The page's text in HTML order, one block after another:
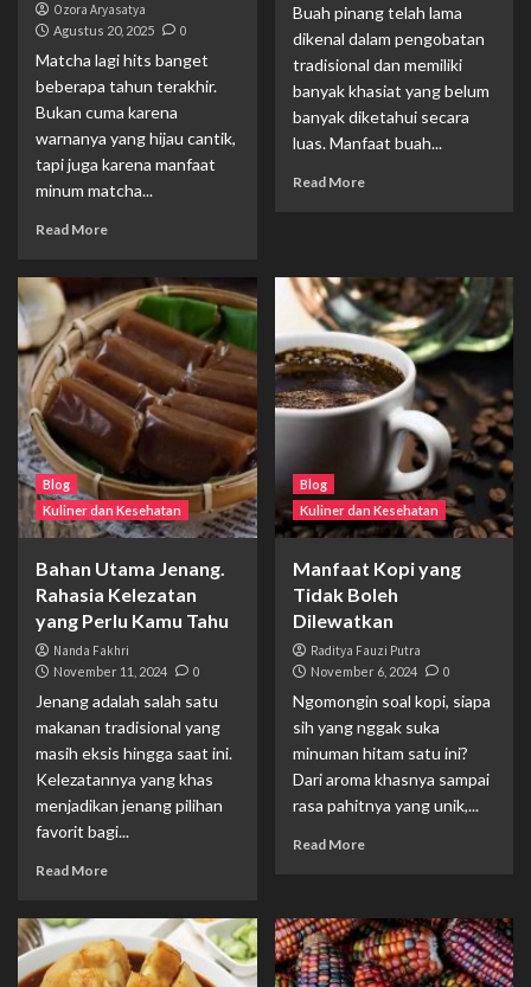
Ozora Aryasatya
Agustus 20, 2025 0
Matcha lagi hits banget
beberapa tahun terakhir.
Bukan cuma karena
warnanya yang hijau cantik,
tapi juga karena manfaat
minum matcha...
Read More
Buah pinang telah lama
dikenal dalam pengobatan
tradisional dan memiliki
banyak khasiat yang belum
banyak diketahui secara
luas. Manfaat buah...
Read More
Blog
Kuliner dan Kesehatan
Bahan Utama Jenang.
Rahasia Kelezatan
yang Perlu Kamu Tahu
Nanda Fakhri
November 11, 2024 0
Jenang adalah salah satu
makanan tradisional yang
masih eksis hingga saat ini.
Kelezatannya yang khas
menjadikan jenang pilihan
favorit bagi...
Read More
Blog
Kuliner dan Kesehatan
Manfaat Kopi yang
Tidak Boleh
Dilewatkan
Raditya Fauzi Putra
November 6, 2024 0
Ngomongin soal kopi, siapa
sih yang nggak suka
minuman hitam satu ini?
Dari aroma khasnya sampai
rasa pahitnya yang unik,...
Read More